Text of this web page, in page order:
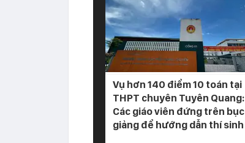
Vụ hơn 140 điểm 10 toán tại
THPT chuyên Tuyên Quang:
Các giáo viên đứng trên bục
giảng để hướng dẫn thí sinh